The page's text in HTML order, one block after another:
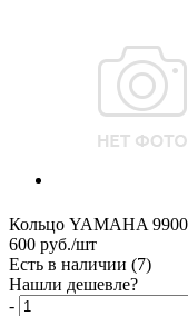
Кольцо YAMAHA
600 руб./шт
Есть в наличии (7)
Нашли дешевле?
-